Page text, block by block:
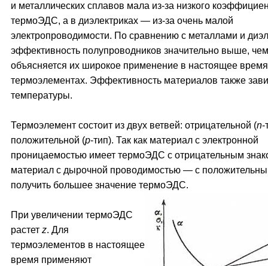
и металлических сплавов мала из-за низкого
термоЭДС, а в диэлектриках — из-за очень малой
электропроводимости. По сравнению с металлами и
эффективность полупроводников значительно выше,
объясняется их широкое применение в настоящее
термоэлементах. Эффективность материалов также
температуры.
Термоэлемент состоит из двух ветвей: отрицательной (n-
положительной (р-тип). Так как материал с электронной
проницаемостью имеет термоЭДС с отрицательным
материал с дырочной проводимостью — с
получить большее значение термоЭДС.
При увеличении термоЭДС
растет z. Для
термоэлементов в настоящее
время применяют